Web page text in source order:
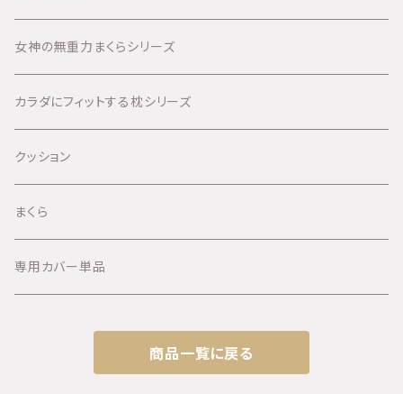
女神の無重力まくらシリーズ
カラダにフィットする枕シリーズ
クッション
まくら
専用カバー単品
商品一覧に戻る